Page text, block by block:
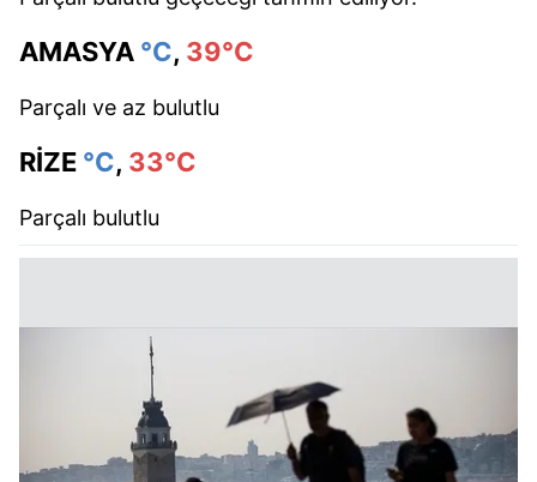
AMASYA °C, 39°C
Parçalı ve az bulutlu
RİZE °C, 33°C
Parçalı bulutlu